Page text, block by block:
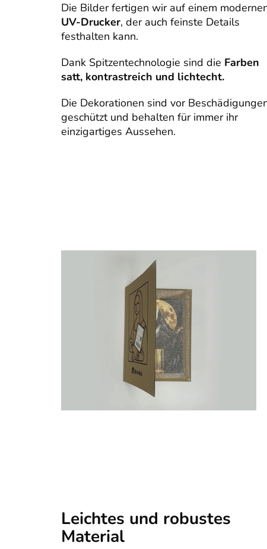
Die Bilder fertigen wir auf einem
UV-Drucker, der auch feinste Details
festhalten kann.
Dank Spitzentechnologie sind die Farben
satt, kontrastreich und lichtecht.
Die Dekorationen sind vor
geschützt und behalten für immer ihr
einzigartiges Aussehen.
Leichtes und robustes
Material